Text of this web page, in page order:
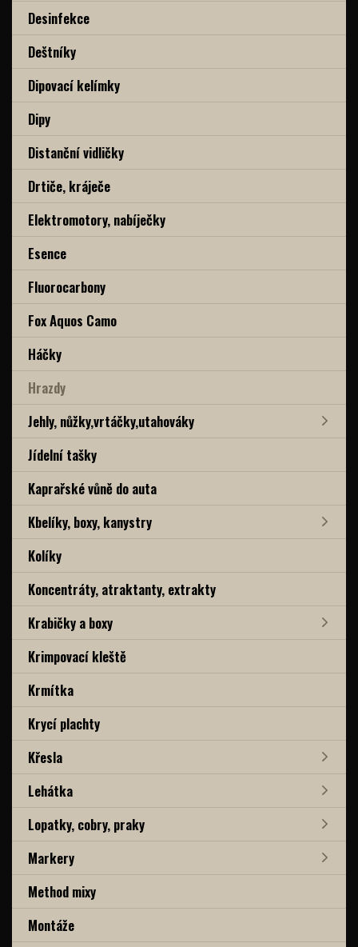
Desinfekce
Deštníky
Dipovací kelímky
Dipy
Distanční vidličky
Drtiče, kráječe
Elektromotory, nabíječky
Esence
Fluorocarbony
Fox Aquos Camo
Háčky
Hrazdy
Jehly, nůžky,vrtáčky,utahováky
Jídelní tašky
Kaprařské vůně do auta
Kbelíky, boxy, kanystry
Kolíky
Koncentráty, atraktanty, extrakty
Krabičky a boxy
Krimpovací kleště
Krmítka
Krycí plachty
Křesla
Lehátka
Lopatky, cobry, praky
Markery
Method mixy
Montáže